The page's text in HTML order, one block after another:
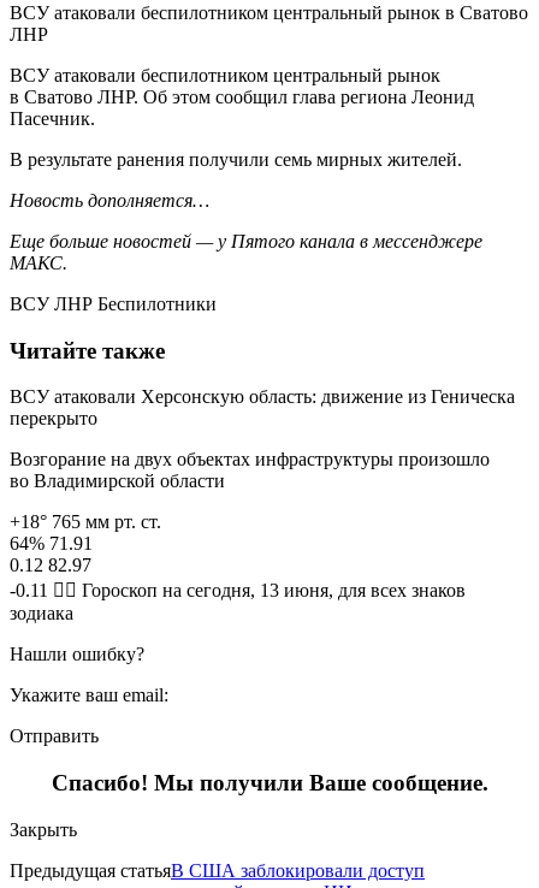
ВСУ атаковали беспилотником центральный рынок в Сватово
ЛНР
ВСУ атаковали беспилотником центральный рынок
в Сватово ЛНР. Об этом сообщил глава региона Леонид
Пасечник.
В результате ранения получили семь мирных жителей.
Новость дополняется…
Еще больше новостей — у Пятого канала в мессенджере
МАКС.
ВСУ ЛНР Беспилотники
Читайте также
ВСУ атаковали Херсонскую область: движение из Геническа
перекрыто
Возгорание на двух объектах инфраструктуры произошло
во Владимирской области
+18° 765 мм рт. ст.
64% 71.91
0.12 82.97
-0.11 🧙‍♀ Гороскоп на сегодня, 13 июня, для всех знаков
зодиака
Нашли ошибку?
Укажите ваш email:
Отправить
Спасибо! Мы получили Ваше сообщение.
Закрыть
Предыдущая статьяВ США заблокировали доступ